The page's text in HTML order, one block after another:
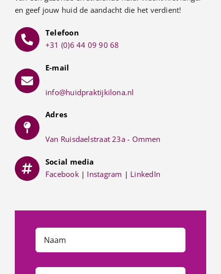
en geef jouw huid de aandacht die het verdient!
Telefoon
+31 (0)6 44 09 90 68
E-mail
info@huidpraktijkilona.nl
Adres
Van Ruisdaelstraat 23a - Ommen
Social media
Facebook| Instagram | LinkedIn